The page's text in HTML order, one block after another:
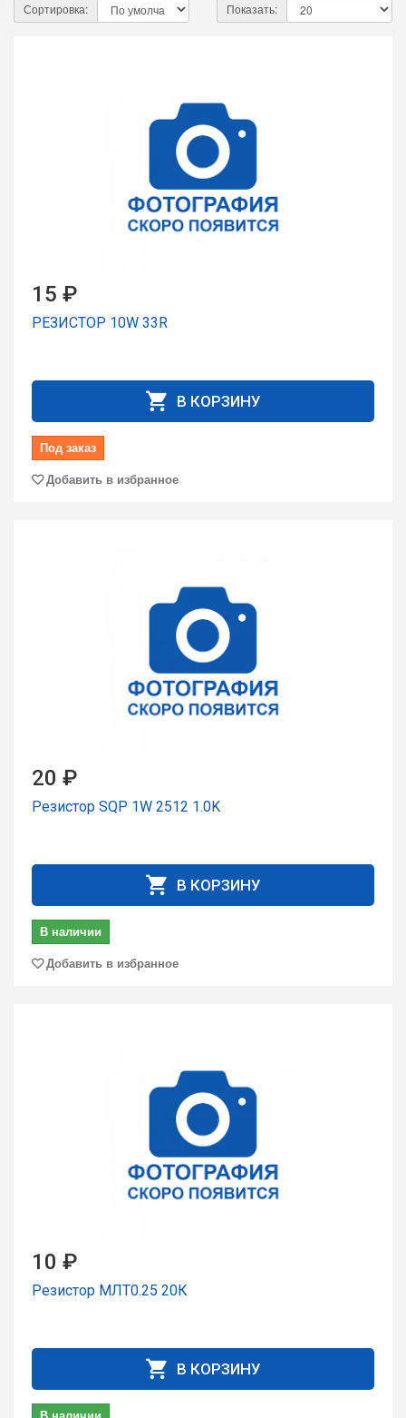
Сортировка: Показать:
15 ₽
РЕЗИСТОР 10W 33R
В КОРЗИНУ
Под заказ
Добавить в избранное
20 ₽
Резистор SQP 1W 2512 1.0K
В КОРЗИНУ
В наличии
Добавить в избранное
10 ₽
Резистор МЛТ0.25 20К
В КОРЗИНУ